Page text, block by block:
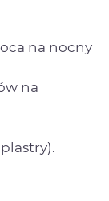
na nocny
na